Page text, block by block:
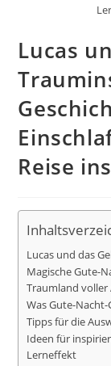
Lucas
Reise
Lucas und das
Magische Gute-
Traumland voller
Was Gute-
Tipps für die
Ideen für
Lerneffekt